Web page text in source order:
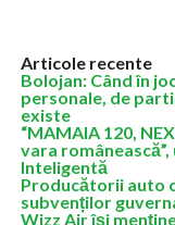
Articole recente
Bolojan: Când în
personale, de
existe
“MAMAIA 120,
vara
Inteligentă
Producătorii auto
subvenților
Wizz Air își